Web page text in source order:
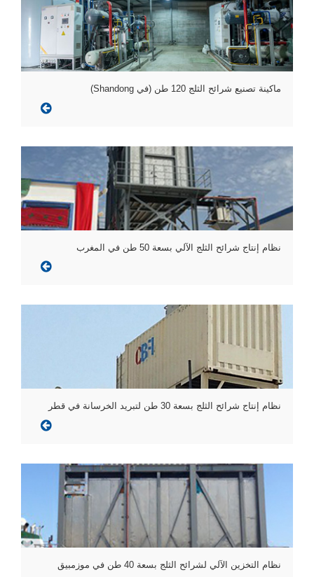
ماكينة تصنيع شرائح الثلج 120 طن (في Shandong)
نظام إنتاج شرائح الثلج الآلي بسعة 50 طن في المغرب
نظام إنتاج شرائح الثلج بسعة 30 طن لتبريد الخرسانة في قطر
نظام التخزين الآلي لشرائح الثلج بسعة 40 طن في موزمبيق